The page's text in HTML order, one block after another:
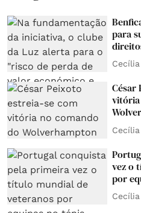
para
César
vez o
por